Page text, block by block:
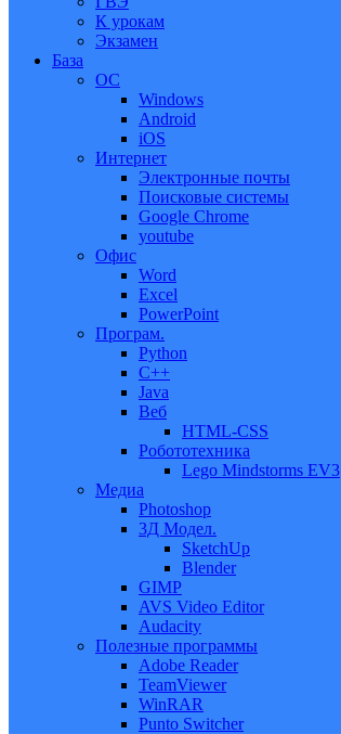
К урокам
Экзамен
База
ОС
Windows
Android
iOS
Интернет
Электронные почты
Поисковые системы
Google Chrome
youtube
Офис
Word
Excel
PowerPoint
Програм.
Python
C++
Java
Веб
HTML-CSS
Робототехника
Lego Mindstorms EV3
Медиа
Photoshop
3Д Модел.
SketchUp
Blender
GIMP
AVS Video Editor
Audacity
Полезные программы
Adobe Reader
TeamViewer
WinRAR
Punto Switcher